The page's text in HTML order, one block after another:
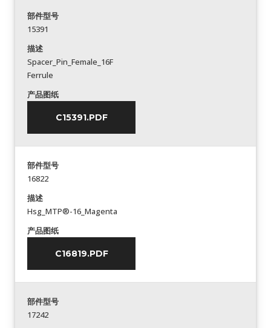
部件型号
15391
描述
Spacer_Pin_Female_16F
Ferrule
产品图纸
C15391.PDF
部件型号
16822
描述
Hsg_MTP®-16_Magenta
产品图纸
C16819.PDF
部件型号
17242